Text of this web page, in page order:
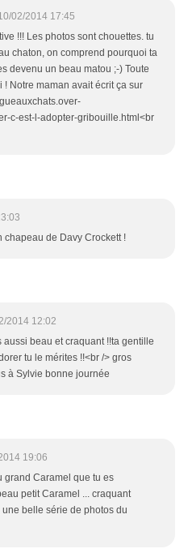
02/2014 17:45
!!! Les photos sont chouettes. tu
chaton, on comprend pourquoi ta
devenu un beau matou ;-) Toute
! Notre maman avait écrit ça sur
c-est-l-adopter-gribouille.html<br
chapeau de Davy Crockett !
2014 12:02
beau et craquant !!ta gentille
tu le mérites !!<br /> gros
à Sylvie bonne journée
19:06
grand Caramel que tu es
petit Caramel ... craquant
belle série de photos du